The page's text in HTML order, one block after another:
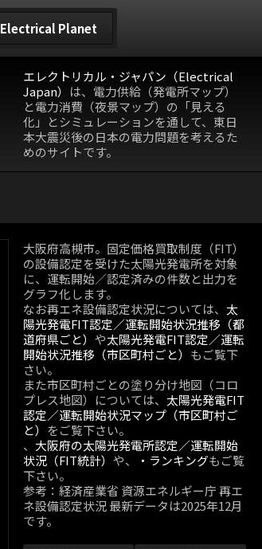
Electrical Planet
エレクトリカル・ジャパン（Electrical
Japan） は、電力供給（発電所マップ）
と電力消費（夜景マップ）の「見える
化」とシミュレーションを通して、東日
本大震災後の日本の電力問題を考えるた
めのサイトです。
大阪府高槻市。固定価格買取制度（FIT）
の設備認定を受けた太陽光発電所を対象
に、運転開始／認定済みの件数と出力を
グラフ化します。
なお再エネ設備認定状況については、 太
陽光発電FIT認定／運転開始状況推移（都
道府県ごと） や太陽光発電FIT認定／運転
開始状況推移（市区町村ごと） もご覧下
さい。
また市区町村ごとの塗り分け地図（コロ
プレス地図）については、 太陽光発電FIT
認定／運転開始状況マップ（市区町村ご
と） をご覧下さい。
、 大阪府の太陽光発電所認定／運転開始
状況（FIT統計） や、 ・ランキングもご覧
下さい。
参考：経済産業省 資源エネルギー庁 再エ
ネ設備認定状況 最新データは2025年12月
です。